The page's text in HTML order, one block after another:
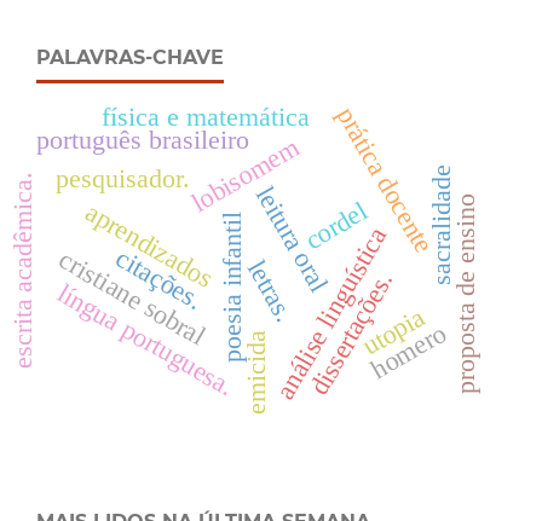
PALAVRAS-CHAVE
lobisomem
poesia infantilleitura oral
português brasileiro
análise linguística
língua portuguesa.
prática docente
aprendizados
citações.
escrita acadêmica. dissertações.
letras.
pesquisador.
cordel sacralidade
utopia proposta de ensino
emicida
cristiane sobral
física e matemática
homero